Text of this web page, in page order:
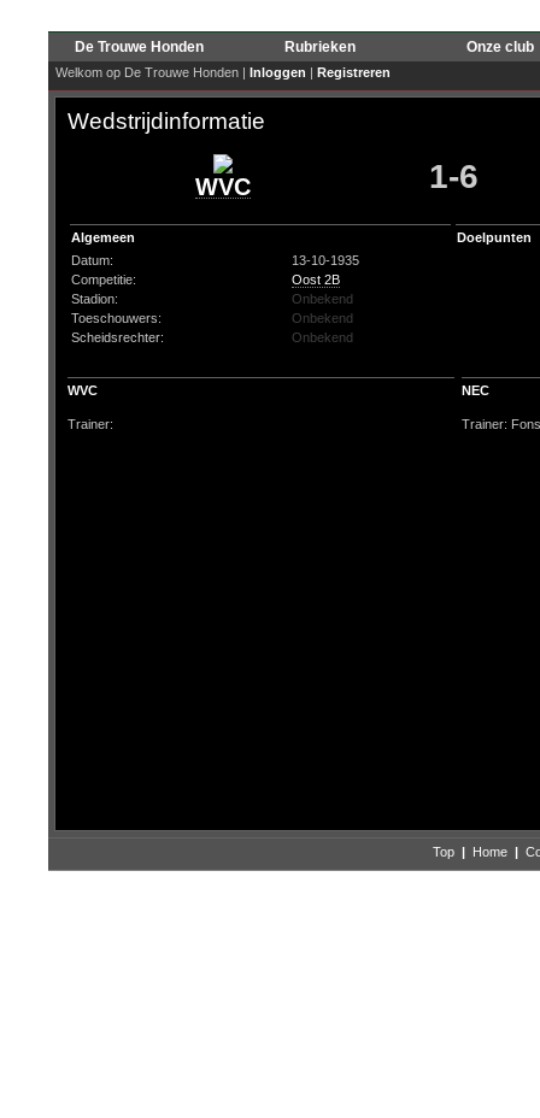
De Trouwe Honden Rubrieken Onze club
Welkom op De Trouwe Honden | Inloggen | Registreren
Wedstrijdinformatie
WVC 1-6
Algemeen
Datum:
13-10-1935
Competitie:
Oost 2B
Stadion:
Onbekend
Toeschouwers:
Onbekend
Scheidsrechter:
Onbekend
Doelpunten
WVC NEC
Trainer: Trainer:
Top | Home |